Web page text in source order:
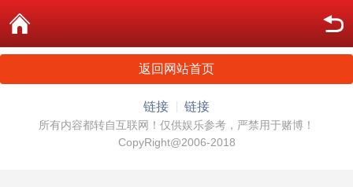
返回网站首页
链接 链接
所有内容都转自互联网！仅供娱乐参考，严禁用于赌博！
CopyRight@2006-2018